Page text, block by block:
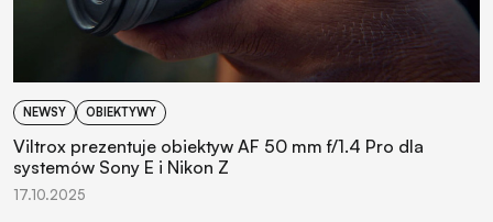
NEWSY OBIEKTYWY
Viltrox prezentuje obiektyw AF 50 mm f/1.4 Pro dla
systemów Sony E i Nikon Z
17.10.2025